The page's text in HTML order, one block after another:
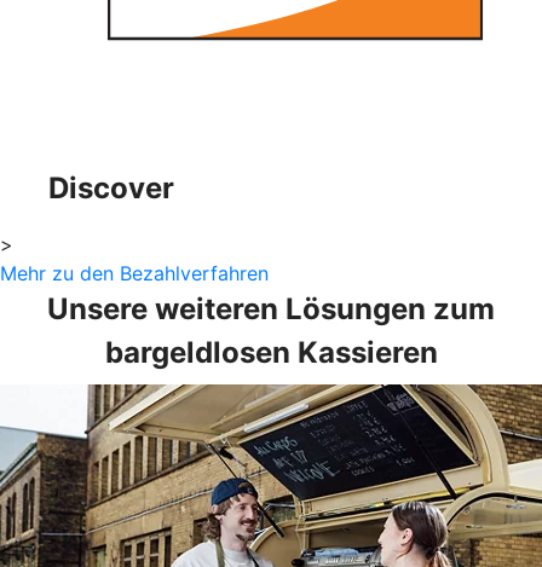
Discover
>
Mehr zu den Bezahlverfahren
Unsere weiteren Lösungen zum
bargeldlosen Kassieren